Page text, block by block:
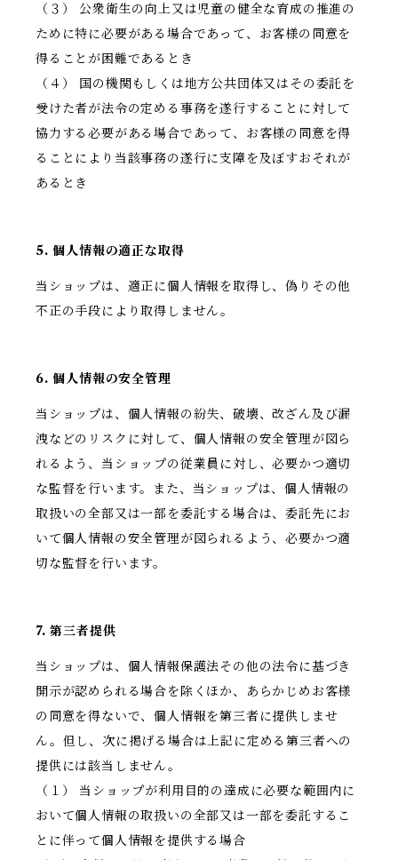
（３） 公衆衛生の向上又は児童の健全な育成の推進の
ために特に必要がある場合であって、お客様の同意を
得ることが困難であるとき
（４） 国の機関もしくは地方公共団体又はその委託を
受けた者が法令の定める事務を遂行することに対して
協力する必要がある場合であって、お客様の同意を得
ることにより当該事務の遂行に支障を及ぼすおそれが
あるとき
5. 個人情報の適正な取得
当ショップは、適正に個人情報を取得し、偽りその他
不正の手段により取得しません。
6. 個人情報の安全管理
当ショップは、個人情報の紛失、破壊、改ざん及び漏
洩などのリスクに対して、個人情報の安全管理が図ら
れるよう、当ショップの従業員に対し、必要かつ適切
な監督を行います。また、当ショップは、個人情報の
取扱いの全部又は一部を委託する場合は、委託先にお
いて個人情報の安全管理が図られるよう、必要かつ適
切な監督を行います。
7. 第三者提供
当ショップは、個人情報保護法その他の法令に基づき
開示が認められる場合を除くほか、あらかじめお客様
の同意を得ないで、個人情報を第三者に提供しませ
ん。但し、次に掲げる場合は上記に定める第三者への
提供には該当しません。
（１） 当ショップが利用目的の達成に必要な範囲内に
おいて個人情報の取扱いの全部又は一部を委託するこ
とに伴って個人情報を提供する場合